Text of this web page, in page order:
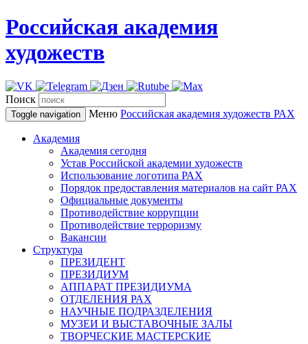
Российская академия
художеств
Поиск
Toggle navigation Меню Российская академия художеств РАХ
Академия
Академия сегодня
Устав Российской академии художеств
Использование логотипа РАХ
Порядок предоставления материалов на сайт РАХ
Официальные документы
Противодействие коррупции
Противодействие терроризму
Вакансии
Структура
ПРЕЗИДЕНТ
ПРЕЗИДИУМ
АППАРАТ ПРЕЗИДИУМА
ОТДЕЛЕНИЯ РАХ
НАУЧНЫЕ ПОДРАЗДЕЛЕНИЯ
МУЗЕИ И ВЫСТАВОЧНЫЕ ЗАЛЫ
ТВОРЧЕСКИЕ МАСТЕРСКИЕ